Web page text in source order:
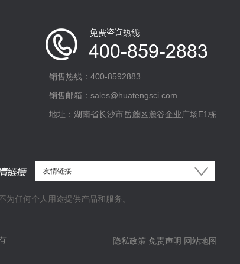
销售热线：400-8592883
销售邮箱：sales@huatengsci.com
地址：湖南省长沙市岳麓区麓谷企业广场E1栋
任何个人用途提供产品和服务。
隐私政策 免责声明 网站地图